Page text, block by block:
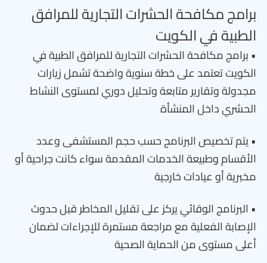
برامج مكافحة الحشرات التجارية للمرافق
الطبية في الكويت
• برامج مكافحة الحشرات التجارية للمرافق الطبية في
الكويت تعتمد على خطة سنوية واضحة تشمل زيارات
مجدولة وتقارير متابعة وتحليل دوري لمستوى النشاط
الحشري داخل المنشأة
• يتم تخصيص البرنامج حسب حجم المستشفى وعدد
الأقسام وطبيعة الخدمات المقدمة سواء كانت جراحية أو
مخبرية أو عيادات خارجية
• البرنامج الوقائي يركز على تقليل المخاطر قبل حدوث
الإصابة الفعلية مع مراجعة مستمرة للإجراءات لضمان
أعلى مستوى من الحماية الصحية